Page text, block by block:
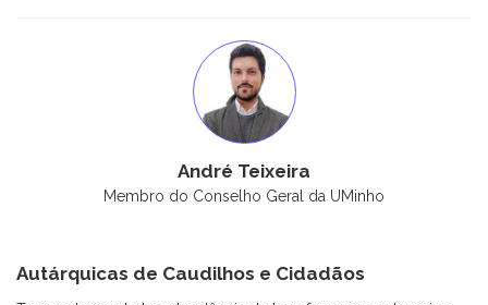
André Teixeira
Membro do Conselho Geral da UMinho
Autárquicas de Caudilhos e Cidadãos